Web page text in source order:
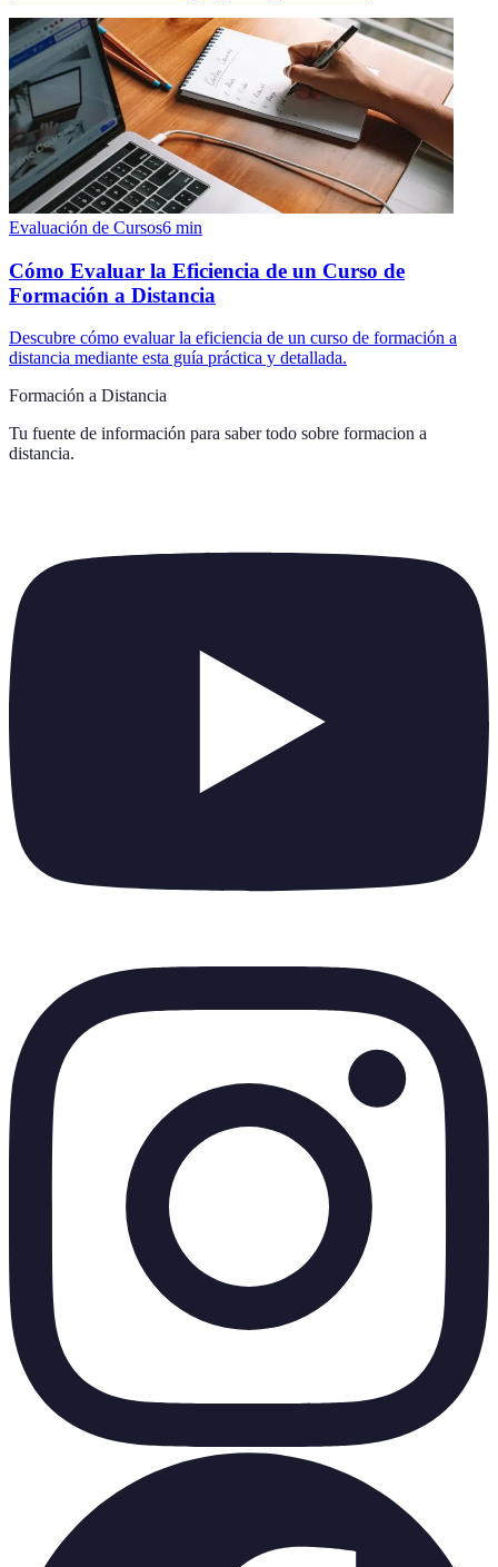
Evaluación de Cursos6 min
Cómo Evaluar la Eficiencia de un Curso de
Formación a Distancia
Descubre cómo evaluar la eficiencia de un curso de formación a
distancia mediante esta guía práctica y detallada.
Formación a Distancia
Tu fuente de información para saber todo sobre formacion a
distancia.